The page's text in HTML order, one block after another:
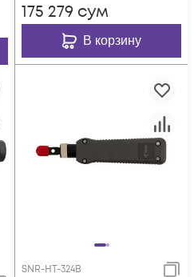
175 279 сум
В корзину
SNR-HT-324B